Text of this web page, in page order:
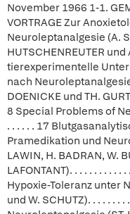
November 1966 1-1.
VORTRAGE Zur
Neuroleptanalgesie (A.
HUTSCHENREUTER
tierexperimentelle
nach Neuroleptanalgesie
DOENICKE und TH.
8 Special Problems of
. . . . . . 17
Pramedikation und
LAWIN, H. BADRAN, W.
LAFONTANT). . . . . . . . .
Hypoxie-Toleranz unter
und W. SCHUTZ). . . . . . .